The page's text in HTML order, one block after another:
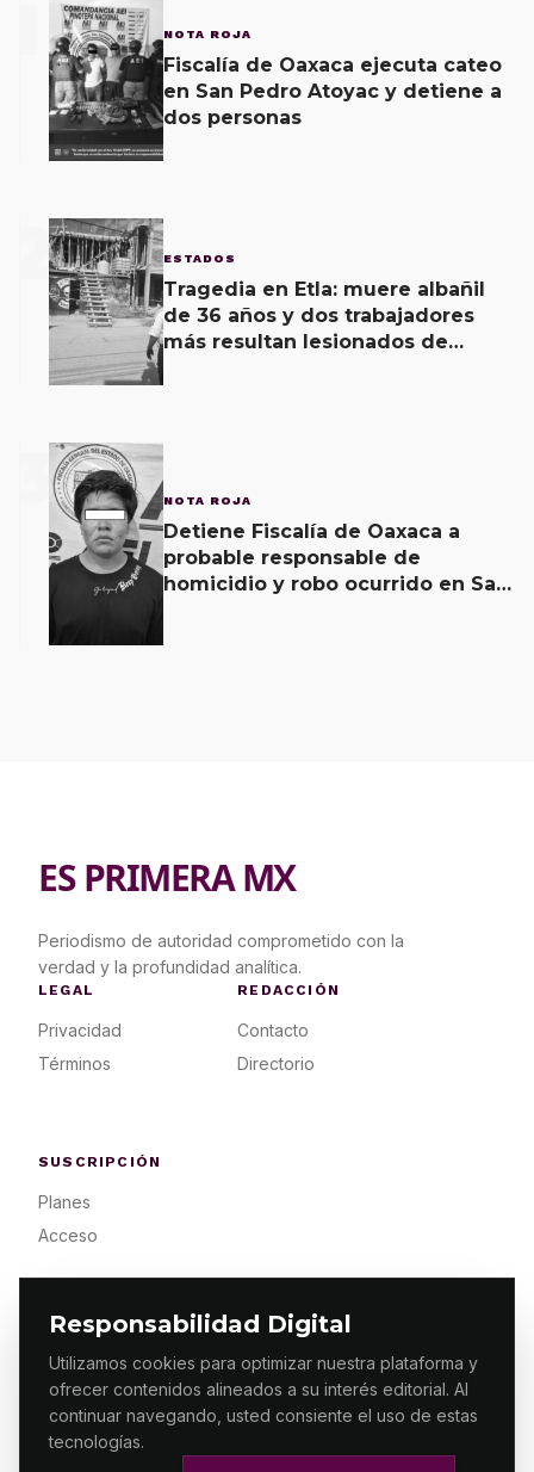
Responsabilidad Digital
Utilizamos cookies para optimizar nuestra plataforma y
ofrecer contenidos alineados a su interés editorial. Al
continuar navegando, usted consiente el uso de estas
tecnologías.
NOTA ROJA
Fiscalía de Oaxaca ejecuta cateo
en San Pedro Atoyac y detiene a
dos personas
2 ESTADOS
Tragedia en Etla: muere albañil
de 36 años y dos trabajadores
más resultan lesionados de
3 NOTA ROJA
Detiene Fiscalía de Oaxaca a
probable responsable de
homicidio y robo ocurrido en San
ES PRIMERA MX
Periodismo de autoridad comprometido con la
verdad y la profundidad analítica.
LEGAL
Privacidad
Términos
REDACCIÓN
Contacto
Directorio
SUSCRIPCIÓN
Planes
Acceso
© 2026 ES PRIMERA MX. ALGUNOS DERECHOS
RESERVADOS / DESIGNMAKING.MX